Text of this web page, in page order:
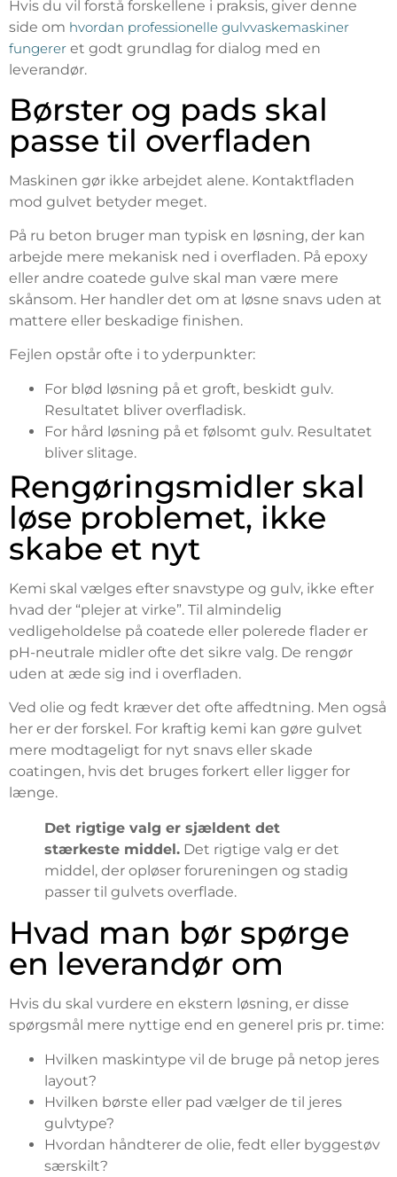
Hvis du vil forstå forskellene i praksis, giver denne
side om hvordan professionelle gulvvaskemaskiner
fungerer et godt grundlag for dialog med en
leverandør.
Børster og pads skal
passe til overfladen
Maskinen gør ikke arbejdet alene. Kontaktfladen
mod gulvet betyder meget.
På ru beton bruger man typisk en løsning, der kan
arbejde mere mekanisk ned i overfladen. På epoxy
eller andre coatede gulve skal man være mere
skånsom. Her handler det om at løsne snavs uden at
mattere eller beskadige finishen.
Fejlen opstår ofte i to yderpunkter:
For blød løsning på et groft, beskidt gulv.
Resultatet bliver overfladisk.
For hård løsning på et følsomt gulv. Resultatet
bliver slitage.
Rengøringsmidler skal
løse problemet, ikke
skabe et nyt
Kemi skal vælges efter snavstype og gulv, ikke efter
hvad der “plejer at virke”. Til almindelig
vedligeholdelse på coatede eller polerede flader er
pH-neutrale midler ofte det sikre valg. De rengør
uden at æde sig ind i overfladen.
Ved olie og fedt kræver det ofte affedtning. Men også
her er der forskel. For kraftig kemi kan gøre gulvet
mere modtageligt for nyt snavs eller skade
coatingen, hvis det bruges forkert eller ligger for
længe.
Det rigtige valg er sjældent det
stærkeste middel. Det rigtige valg er det
middel, der opløser forureningen og stadig
passer til gulvets overflade.
Hvad man bør spørge
en leverandør om
Hvis du skal vurdere en ekstern løsning, er disse
spørgsmål mere nyttige end en generel pris pr. time:
Hvilken maskintype vil de bruge på netop jeres
layout?
Hvilken børste eller pad vælger de til jeres
gulvtype?
Hvordan håndterer de olie, fedt eller byggestøv
særskilt?